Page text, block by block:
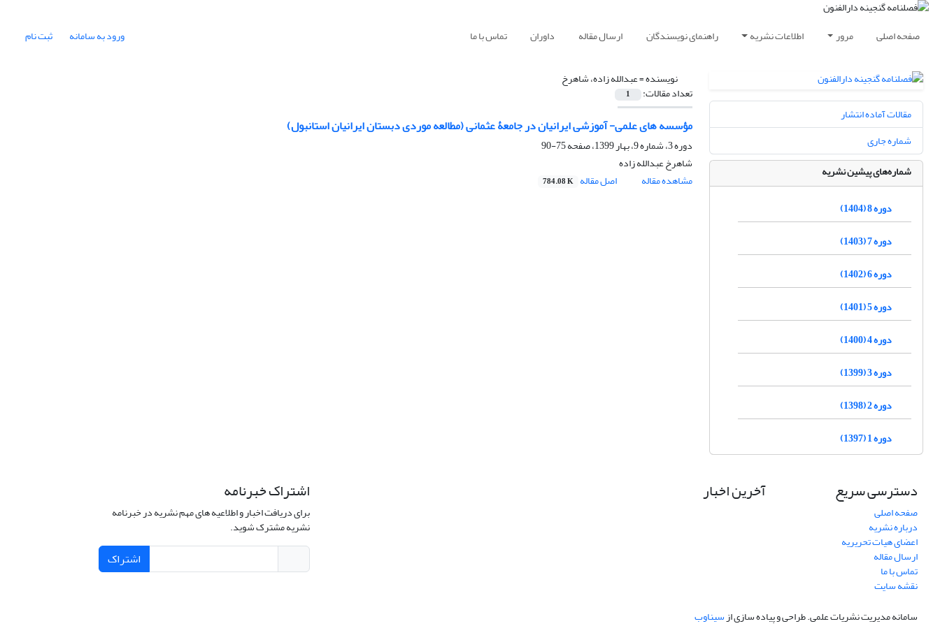
صفحه اصلی مرور اطلاعات نشریه راهنمای نویسندگان ارسال مقاله داوران تماس با ما ورود به سامانه ثبت نام
نویسنده =عبدالله زاده، شاهرخ
تعداد مقالات: 1
مؤسسه های علمی- آموزشی ایرانیان در جامعۀ عثمانی (مطالعه موردی دبستان ایرانیان استانبول)
دوره 3، شماره 9، بهار 1399، صفحه
75-90
شاهرخ عبدالله زاده
مشاهده مقاله
اصل مقاله 784.08 K
مقالات آماده انتشار
شماره جاری
شماره‌های پیشین نشریه
دوره 8 (1404)
دوره 7 (1403)
دوره 6 (1402)
دوره 5 (1401)
دوره 4 (1400)
دوره 3 (1399)
دوره 2 (1398)
دوره 1 (1397)
دسترسی سریع
صفحه اصلی
درباره نشریه
اعضای هیات تحریریه
ارسال مقاله
تماس با ما
نقشه سایت
آخرین اخبار اشتراک خبرنامه
برای دریافت اخبار و اطلاعیه های مهم نشریه در خبرنامه
نشریه مشترک شوید.
اشتراک
سامانه مدیریت نشریات علمی.طراحی و پیاده سازی ازسیناوب